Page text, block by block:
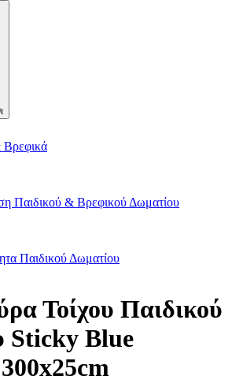
Βρεφικά
Παιδικού & Βρεφικού Δωματίου
Παιδικού Δωματίου
Τοίχου Παιδικού
Sticky Blue